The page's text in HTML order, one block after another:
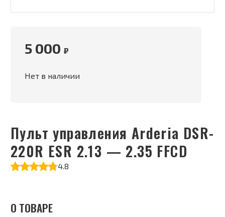
Пульт управления Arderia DSR-
220R ESR 2.13 — 2.35 FFCD
4.8
5 000 ₽
Нет в наличии
О ТОВАРЕ